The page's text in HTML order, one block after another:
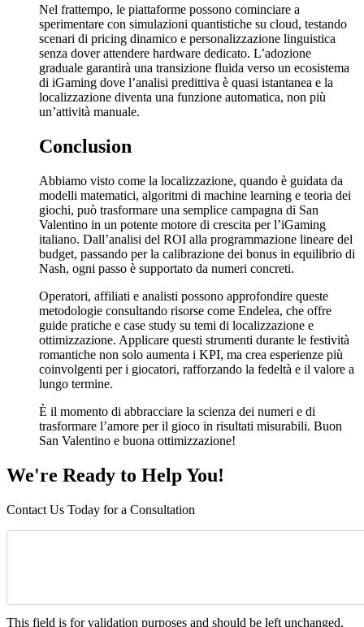
Nel frattempo, le piattaforme possono cominciare a
sperimentare con simulazioni quantistiche su cloud, testando
scenari di pricing dinamico e personalizzazione linguistica
senza dover attendere hardware dedicato. L’adozione
graduale garantirà una transizione fluida verso un ecosistema
di iGaming dove l’analisi predittiva è quasi istantanea e la
localizzazione diventa una funzione automatica, non più
un’attività manuale.
Conclusion
Abbiamo visto come la localizzazione, quando è guidata da
modelli matematici, algoritmi di machine learning e teoria dei
giochi, può trasformare una semplice campagna di San
Valentino in un potente motore di crescita per l’iGaming
italiano. Dall’analisi del ROI alla programmazione lineare del
budget, passando per la calibrazione dei bonus in equilibrio di
Nash, ogni passo è supportato da numeri concreti.
Operatori, affiliati e analisti possono approfondire queste
metodologie consultando risorse come Endelea, che offre
guide pratiche e case study su temi di localizzazione e
ottimizzazione. Applicare questi strumenti durante le festività
romantiche non solo aumenta i KPI, ma crea esperienze più
coinvolgenti per i giocatori, rafforzando la fedeltà e il valore a
lungo termine.
È il momento di abbracciare la scienza dei numeri e di
trasformare l’amore per il gioco in risultati misurabili. Buon
San Valentino e buona ottimizzazione!
We're Ready to Help You!
Contact Us Today for a Consultation
This field is for validation purposes and should be left unchanged.